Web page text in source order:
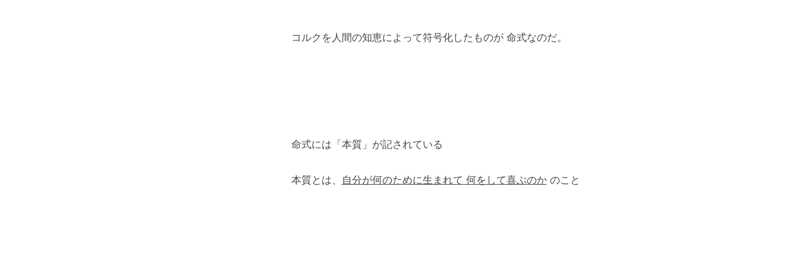
コルクを人間の知恵によって符号化したものが 命式なのだ。
命式には「本質」が記されている
本質とは、 自分が何のために生まれて 何をして喜ぶのかのこと